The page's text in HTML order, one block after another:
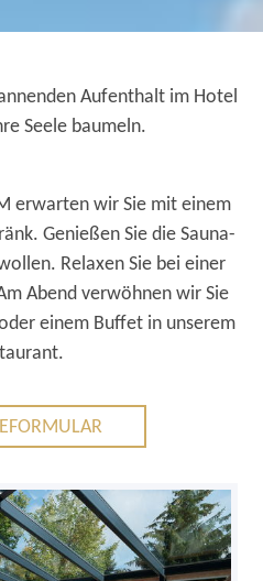
Aufenthalt im Hotel
Ihre Seele baumeln.
erwarten wir Sie mit einem
Genießen Sie die Sauna-
Relaxen Sie bei einer
Abend verwöhnen wir Sie
einem Buffet in unserem